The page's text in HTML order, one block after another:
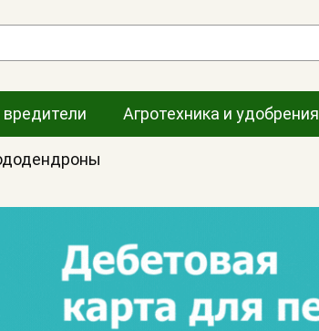
вредители Агротехника и удобрения